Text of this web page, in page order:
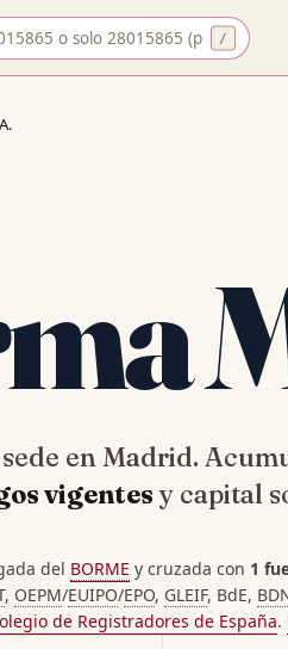
por nombre o CIF
en Madrid.
vigentesy capital
del BORME y cruzada con 1
, OEPM/EUIPO/EPO, GLEIF, BdE,
de Registradores de España.